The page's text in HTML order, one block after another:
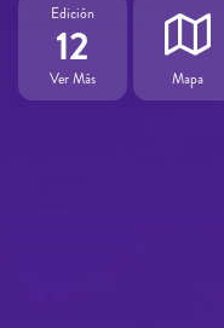
Edición
12
Ver Más Mapa